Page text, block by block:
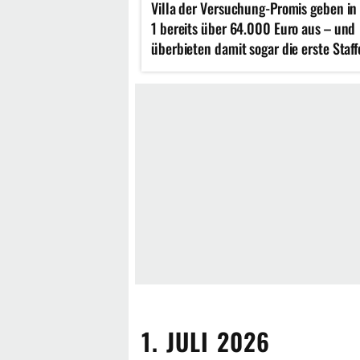
Villa der Versuchung-Promis geben in
1 bereits über 64.000 Euro aus – und
überbieten damit sogar die erste
1. JULI 2026